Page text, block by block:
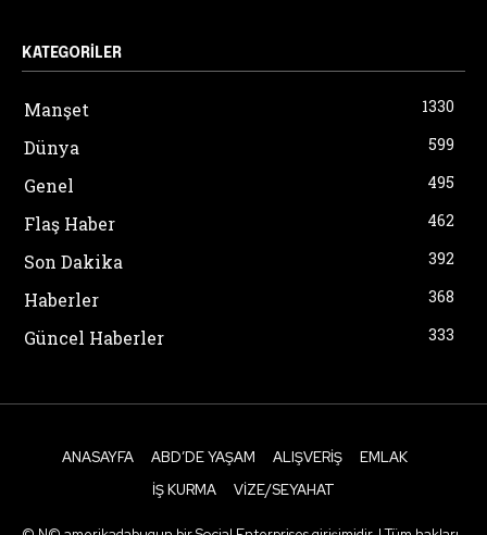
KATEGORILER
Manşet 1330
Dünya 599
Genel 495
Flaş Haber 462
Son Dakika 392
Haberler 368
Güncel Haberler 333
ANASAYFA ABD’DE YAŞAM ALIŞVERIŞ
EMLAK
İŞ KURMA
VIZE/SEYAHAT